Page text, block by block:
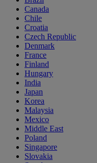
Canada
Chile
Croatia
Czech Republic
Denmark
France
Finland
Hungary
India
Japan
Korea
Malaysia
Mexico
Middle East
Poland
Singapore
Slovakia